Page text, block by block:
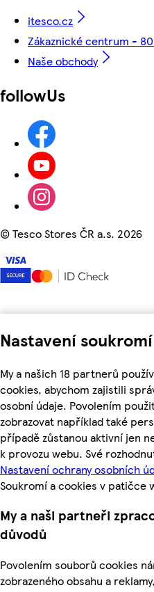
Nastavení
My a našich 18 partnerů
cookies, abychom zajistili
osobní údaje. Povolením
zobrazovat například také
případě zůstanou aktivní jen
k provozu webu. Své
Nastavení ochrany osobních
Soukromí a cookies v patičce
My a naši partneři
důvodů
Povolením souborů cookies
zobrazeného obsahu a
itesco.cz
Zákaznické centrum -
Naše obchody
followUs
©Tesco Stores ČR a.s. 2026